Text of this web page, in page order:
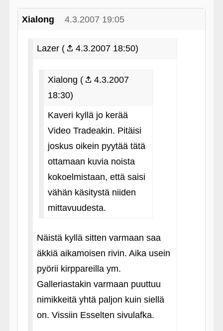
Xialong 4.3.2007 19:05
Lazer ( 4.3.2007 18:50)
Xialong (
4.3.2007
18:30)
Kaveri kyllä jo kerää
Video Tradeakin. Pitäisi
joskus oikein pyytää tätä
ottamaan kuvia noista
kokoelmistaan, että saisi
vähän käsitystä niiden
mittavuudesta.
Näistä kyllä sitten varmaan saa
äkkiä aikamoisen rivin. Aika usein
pyörii kirppareilla ym.
Galleriastakin varmaan puuttuu
nimikkeitä yhtä paljon kuin siellä
on. Vissiin Esselten sivulafka.